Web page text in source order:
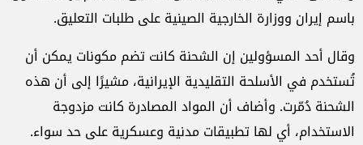
باسم إيران ووزارة الخارجية الصينية على طلبات التعليق.
وقال أحد المسؤولين إن الشحنة كانت تضم مكونات يمكن أن
تُستخدم في الأسلحة التقليدية الإيرانية، مشيرًا إلى أن هذه
الشحنة دُمّرت. وأضاف أن المواد المصادرة كانت مزدوجة
الاستخدام، أي لها تطبيقات مدنية وعسكرية على حد سواء.